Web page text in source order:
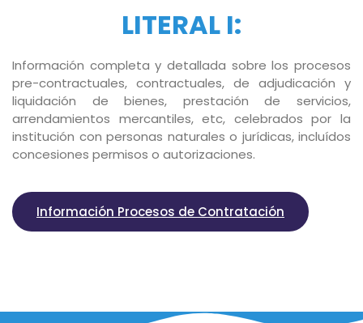
LITERAL I:
Información completa y detallada sobre los procesos
pre-contractuales, contractuales, de adjudicación y
liquidación de bienes, prestación de servicios,
arrendamientos mercantiles, etc, celebrados por la
institución con personas naturales o jurídicas, incluídos
concesiones permisos o autorizaciones.
Información Procesos de Contratación